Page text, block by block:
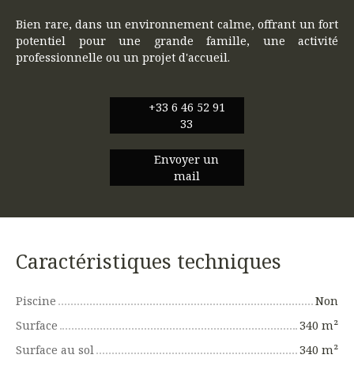
Bien rare, dans un environnement calme, offrant un fort
potentiel pour une grande famille, une activité
professionnelle ou un projet d'accueil.
+33 6 46 52 91
33
Envoyer un
mail
Caractéristiques techniques
Piscine
Non
Surface
340 m²
Surface au sol
340 m²